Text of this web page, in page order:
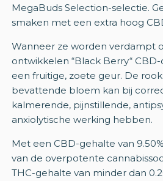
MegaBuds Selection-selectie.
smaken met een extra hoog
Wanneer ze worden verdampt
ontwikkelen “Black Berry“
een fruitige, zoete geur. De
bevattende bloem kan bij
kalmerende, pijnstillende,
anxiolytische werking hebben.
Met een CBD-gehalte van
van de overpotente
THC-gehalte van minder dan